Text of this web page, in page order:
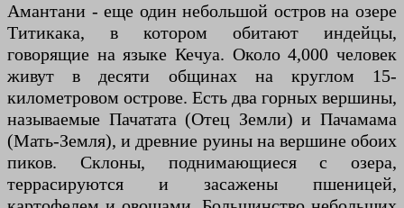
Амантани - еще один небольшой остров на озере
Титикака, в котором обитают индейцы,
говорящие на языке Кечуа. Около 4,000 человек
живут в десяти общинах на круглом 15-
километровом острове. Есть два горных вершины,
называемые Пачатата (Отец Земли) и Пачамама
(Мать-Земля), и древние руины на вершине обоих
пиков. Склоны, поднимающиеся с озера,
террасируются и засажены пшеницей,